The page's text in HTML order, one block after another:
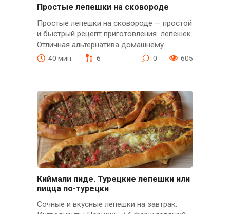
Простые лепешки на сковороде
Простые лепешки на сковороде — простой
и быстрый рецепт приготовления лепешек.
Отличная альтернатива домашнему
40 мин. 6 0 605
Киймали пиде. Турецкие лепешки или
пицца по-турецки
Сочные и вкусные лепешки на завтрак.